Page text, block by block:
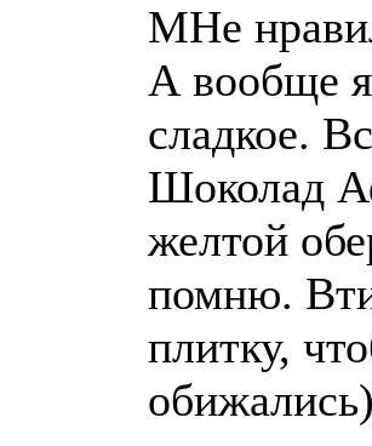
МНе
А вообще я
сладкое.
Шоколад
желтой
помню.
плитку,